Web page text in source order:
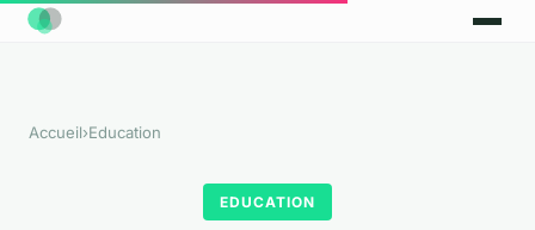
Accueil›Education
EDUCATION